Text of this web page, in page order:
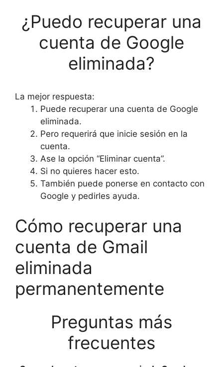
¿Puedo recuperar una
cuenta de Google
eliminada?
La mejor respuesta:
Puede recuperar una cuenta de Google
eliminada.
Pero requerirá que inicie sesión en la
cuenta.
Ase la opción “Eliminar cuenta”.
Si no quieres hacer esto.
También puede ponerse en contacto con
Google y pedirles ayuda.
Cómo recuperar una
cuenta de Gmail
eliminada
permanentemente
Preguntas más
frecuentes